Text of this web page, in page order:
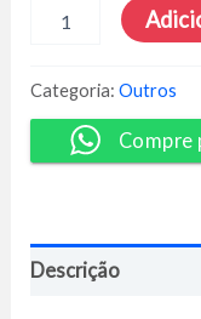
Desbravando
dos
Secos
-
Estúdio
Categoria:Outros
Compre
Descrição